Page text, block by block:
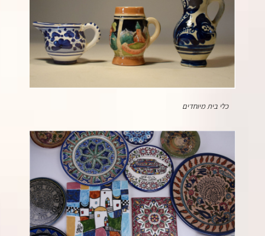
כלי בית מיוחדים